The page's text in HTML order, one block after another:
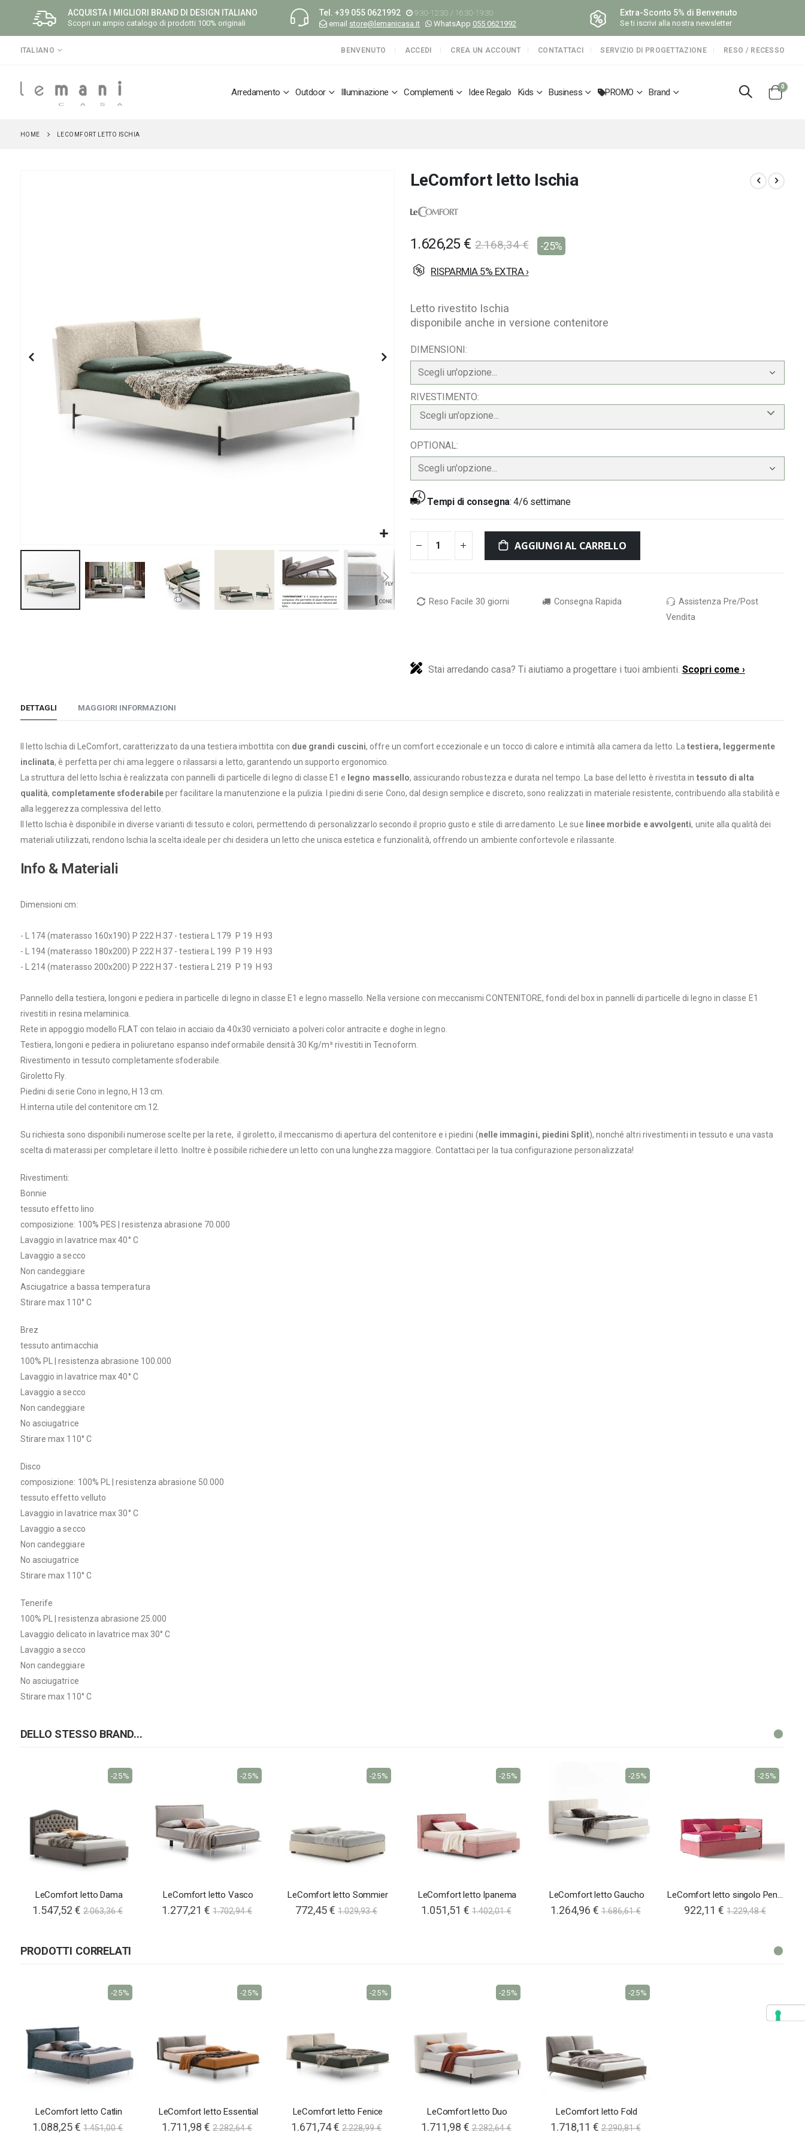
ACQUISTA I MIGLIORI BRAND DI DESIGN ITALIANO
Scopri un ampio catalogo di prodotti 100% originali
Tel. +39 055 0621992
9:30-12:30 / 16:30-19:30
email store@lemanicasa.it WhatsApp 055 0621992
Extra-Sconto 5% di Benvenuto
Se ti iscrivi alla nostra newsletter
LINGUA
ITALIANO BENVENUTO ACCEDI CREA UN ACCOUNT CONTATTACI SERVIZIO DI PROGETTAZIONE RESO / RECESSO
Arredamento Outdoor Illuminazione Complementi Idee Regalo Kids Business PROMO Brand
Cart
0
HOME LECOMFORT LETTO ISCHIA
LeComfort letto Ischia
1.626,25 € 2.168,34 € -25%
RISPARMIA 5% EXTRA ›
Letto rivestito Ischia
disponibile anche in versione contenitore
DIMENSIONI
RIVESTIMENTO
Scegli un'opzione...
OPTIONAL
Tempi di consegna:4/6 settimane
AGGIUNGI AL CARRELLO
Reso Facile 30 giorni Consegna Rapida
Assistenza Pre/Post
Vendita
Stai arredando casa? Ti aiutiamo a progettare i tuoi ambienti. Scopri come ›
DETTAGLI
Il letto Ischia di LeComfort, caratterizzato da una testiera imbottita con due grandi cuscini, offre un comfort eccezionale e un tocco di calore e intimità alla camera da letto. Latestiera, leggermente
inclinata, è perfetta per chi ama leggere o rilassarsi a letto, garantendo un supporto ergonomico.
La struttura del letto Ischia è realizzata con pannelli di particelle di legno di classe E1 e legno massello, assicurando robustezza e durata nel tempo. La base del letto è rivestita in tessuto di alta
qualità, completamente sfoderabileper facilitare la manutenzione e la pulizia. I piedini di serie Cono, dal design semplice e discreto, sono realizzati in materiale resistente, contribuendo alla stabilità e
alla leggerezza complessiva del letto.
Il letto Ischia è disponibile in diverse varianti di tessuto e colori, permettendo di personalizzarlo secondo il proprio gusto e stile di arredamento. Le sue linee morbide e avvolgenti, unite alla qualità dei
materiali utilizzati, rendono Ischia la scelta ideale per chi desidera un letto che unisca estetica e funzionalità, offrendo un ambiente confortevole e rilassante.
Info & Materiali
Dimensioni cm:
- L 174 (materasso 160x190) P 222 H 37 - testiera L 179 P 19 H 93
- L 194 (materasso 180x200) P 222 H 37 - testiera L 199 P 19 H 93
- L 214 (materasso 200x200) P 222 H 37 - testiera L 219 P 19 H 93
Pannello della testiera, longoni e pediera in particelle di legno in classe E1 e legno massello. Nella versione con meccanismi CONTENITORE, fondi del box in pannelli di particelle di legno in classe E1
rivestiti in resina melaminica.
Rete in appoggio modello FLAT con telaio in acciaio da 40x30 verniciato a polveri color antracite e doghe in legno.
Testiera, longoni e pediera in poliuretano espanso indeformabile densità 30 Kg/m³ rivestiti in Tecnoform.
Rivestimento in tessuto completamente sfoderabile.
Giroletto Fly.
Piedini di serie Cono in legno, H 13 cm.
H.interna utile del contenitore cm.12.
Su richiesta sono disponibili numerose scelte per la rete, il giroletto, il meccanismo di apertura del contenitore e i piedini (nelle immagini, piedini Split), nonché altri rivestimenti in tessuto e una vasta
scelta di materassi per completare il letto. Inoltre è possibile richiedere un letto con una lunghezza maggiore. Contattaci per la tua configurazione personalizzata!
Rivestimenti:
Bonnie
tessuto effetto lino
composizione: 100% PES | resistenza abrasione 70.000
Lavaggio in lavatrice max 40° C
Lavaggio a secco
Non candeggiare
Asciugatrice a bassa temperatura
Stirare max 110° C
Brez
tessuto antimacchia
100% PL | resistenza abrasione 100.000
Lavaggio in lavatrice max 40° C
Lavaggio a secco
Non candeggiare
No asciugatrice
Stirare max 110° C
Disco
composizione: 100% PL | resistenza abrasione 50.000
tessuto effetto velluto
Lavaggio in lavatrice max 30° C
Lavaggio a secco
Non candeggiare
No asciugatrice
Stirare max 110° C
Tenerife
100% PL | resistenza abrasione 25.000
Lavaggio delicato in lavatrice max 30° C
Lavaggio a secco
Non candeggiare
No asciugatrice
Stirare max 110° C
MAGGIORI INFORMAZIONI
DELLO STESSO BRAND...
LeComfort letto Dama
1.547,52 € 2.063,36 €
-25%
LeComfort letto Vasco
1.277,21 € 1.702,94 €
-25%
LeComfort letto Sommier
772,45 € 1.029,93 €
-25%
LeComfort letto Ipanema
1.051,51 € 1.402,01 €
-25%
LeComfort letto Gaucho
1.264,96 € 1.686,61 €
-25%
LeComfort letto singolo Pentas 80
922,11 € 1.229,48 €
-25%
PRODOTTI CORRELATI
LeComfort letto Catlin
1.088,25 € 1.451,00 €
-25%
LeComfort letto Essential
1.711,98 € 2.282,64 €
-25%
LeComfort letto Fenice
1.671,74 € 2.228,99 €
-25%
LeComfort letto Duo
1.711,98 € 2.282,64 €
-25%
LeComfort letto Fold
1.718,11 € 2.290,81 €
-25%